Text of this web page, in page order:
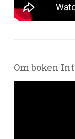
Om boken